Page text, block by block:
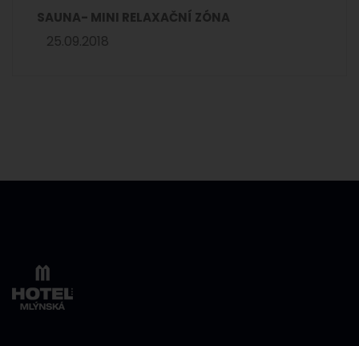
SAUNA- MINI RELAXAČNÍ ZÓNA
25.09.2018